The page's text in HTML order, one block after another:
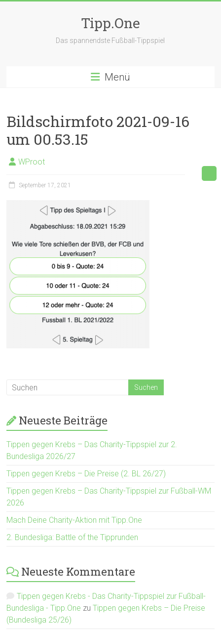
Tipp.One
Das spannendste Fußball-Tippspiel
Menü
Bildschirmfoto 2021-09-16
um 00.53.15
WProot
September 17, 2021
Neueste Beiträge
Tippen gegen Krebs – Das Charity-Tippspiel zur 2.
Bundesliga 2026/27
Tippen gegen Krebs – Die Preise (2. BL 26/27)
Tippen gegen Krebs – Das Charity-Tippspiel zur Fußball-WM
2026
Mach Deine Charity-Aktion mit Tipp.One
2. Bundesliga: Battle of the Tipprunden
Neueste Kommentare
Tippen gegen Krebs - Das Charity-Tippspiel zur Fußball-
Bundesliga - Tipp.One zuTippen gegen Krebs – Die Preise
(Bundesliga 25/26)